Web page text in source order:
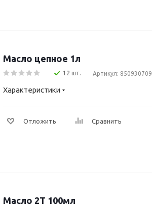
Масло цепное 1л
12 шт. Артикул: 850930709
Характеристики
Отложить Сравнить
Масло 2T 100мл